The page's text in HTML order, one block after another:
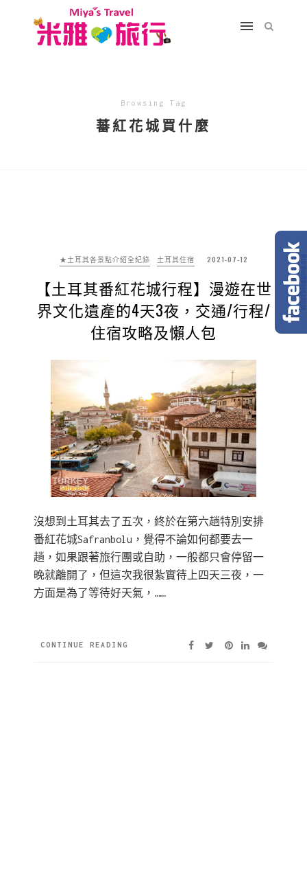
Browsing Tag
蕃紅花城買什麼
★土耳其各景點介紹全紀錄 土耳其住宿 2021-07-12
【土耳其番紅花城行程】漫遊在世
界文化遺產的4天3夜，交通/行程/
住宿攻略及懶人包
沒想到土耳其去了五次，終於在第六趟特別安排
番紅花城Safranbolu，覺得不論如何都要去一
趟，如果跟著旅行團或自助，一般都只會停留一
晚就離開了，但這次我很紮實待上四天三夜，一
方面是為了等待好天氣，……
CONTINUE READING